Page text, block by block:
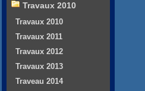
Travaux 2010
Travaux 2010
Travaux 2011
Travaux 2012
Travaux 2013
Traveau 2014